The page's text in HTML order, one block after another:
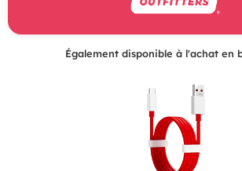
Également disponible à l'achat en